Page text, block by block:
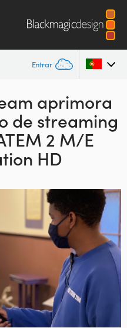
Entrar
aprimora
de streaming
2 M/E
HD